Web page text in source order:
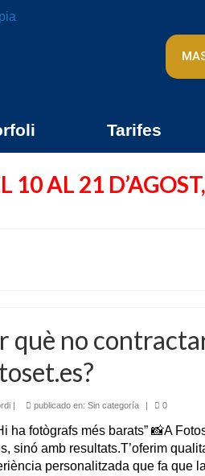
Tarifes
10 AL 21
què no
| publicado en: Sin categoría | 0
ha fotògrafs més barats” 📸A
sinó amb resultats.T’oferim
personalitzada que fa que